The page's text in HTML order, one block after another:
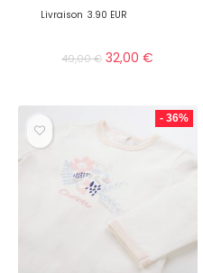
Livraison 3.90 EUR
49,00€ 32,00€
- 36%